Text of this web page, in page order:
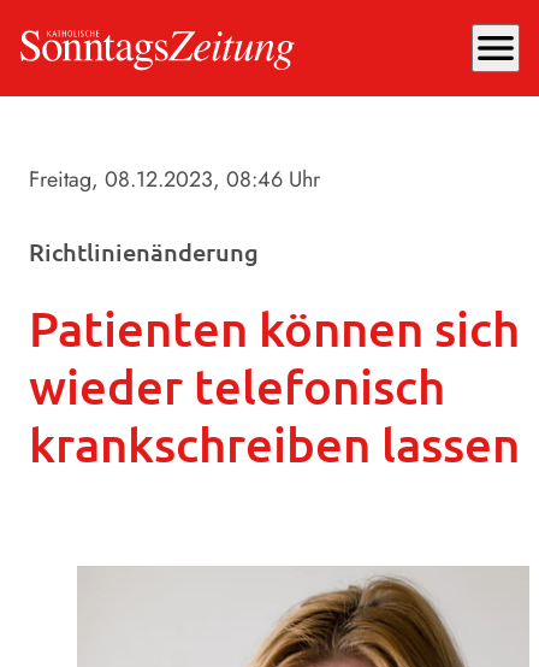
menu
Freitag, 08.12.2023, 08:46 Uhr
Richtlinienänderung
Patienten können sich
wieder telefonisch
krankschreiben lassen